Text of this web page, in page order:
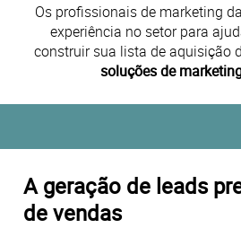
Os profissionais de marketing
experiência no setor para
construir sua lista de aquisição
soluções de
A geração de leads
de vendas